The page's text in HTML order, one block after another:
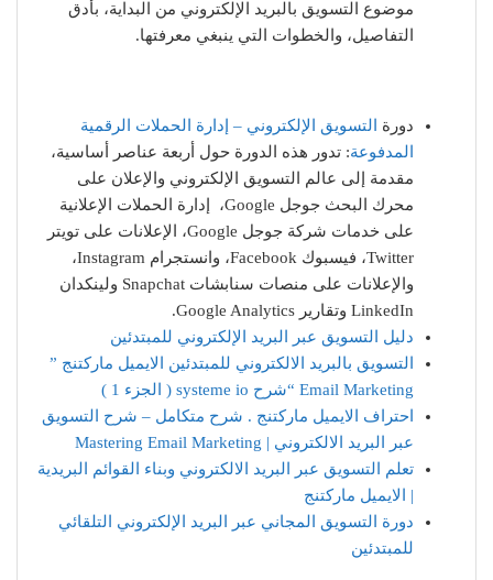
موضوع التسويق بالبريد الإلكتروني من البداية، بأدق
التفاصيل، والخطوات التي ينبغي معرفتها.
دورة
التسويق الإلكتروني – إدارة الحملات الرقمية
المدفوعة: تدور هذه الدورة حول أربعة عناصر أساسية،
مقدمة إلى عالم التسويق الإلكتروني والإعلان على
محرك البحث جوجل Google، إدارة الحملات الإعلانية
على خدمات شركة جوجل Google، الإعلانات على تويتر
Twitter، فيسبوك Facebook، وانستجرام Instagram،
والإعلانات على منصات سنابشات Snapchat ولينكدان
LinkedIn وتقارير Google Analytics.
دليل التسويق عبر البريد الإلكتروني للمبتدئين
التسويق بالبريد الالكتروني للمبتدئين الايميل ماركتنج ”
Email Marketing “شرح systeme io ( الجزء 1 )
احتراف الايميل ماركتنج . شرح متكامل – شرح التسويق
عبر البريد الالكتروني | Mastering Email Marketing
تعلم التسويق عبر البريد الالكتروني وبناء القوائم البريدية
| الايميل ماركتنج
دورة التسويق المجاني عبر البريد الإلكتروني التلقائي
للمبتدئين